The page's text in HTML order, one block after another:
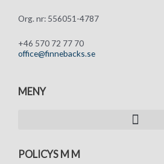
Org. nr: 556051-4787
+46 570 72 77 70
office@finnebacks.se
MENY
POLICYS M M